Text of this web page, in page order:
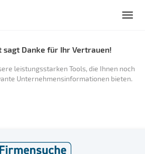
Danke für Ihr Vertrauen!
leistungsstarken Tools, die Ihnen noch
Unternehmensinformationen bieten.